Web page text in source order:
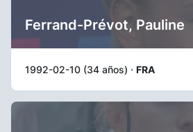
Ferrand-Prévot, Pauline
1992-02-10 (34 años) · FRA